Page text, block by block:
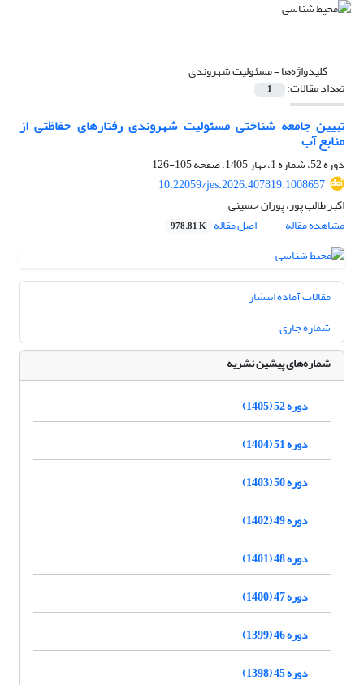
کلیدواژه‌ها =مسئولیت شهروندی
تعداد مقالات: 1
تبیین جامعه شناختی مسئولیت شهروندی رفتارهای حفاظتی از
منابع آب
دوره 52، شماره 1، بهار 1405، صفحه
105-126
10.22059/jes.2026.407819.1008657
اکبر طالب پور، پوران حسینی
مشاهده مقاله
اصل مقاله 978.81 K
مقالات آماده انتشار
شماره جاری
شماره‌های پیشین نشریه
دوره 52 (1405)
دوره 51 (1404)
دوره 50 (1403)
دوره 49 (1402)
دوره 48 (1401)
دوره 47 (1400)
دوره 46 (1399)
دوره 45 (1398)